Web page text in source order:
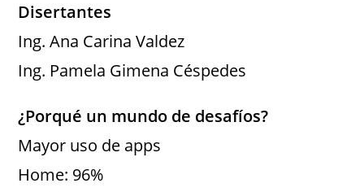
Disertantes
Ing. Ana Carina Valdez
Ing. Pamela Gimena Céspedes
¿Porqué un mundo de desafíos?
Mayor uso de apps
Home: 96%